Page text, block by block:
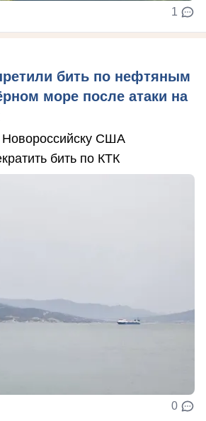
1
бить по нефтяным
море после атаки на
США
бить по КТК
0